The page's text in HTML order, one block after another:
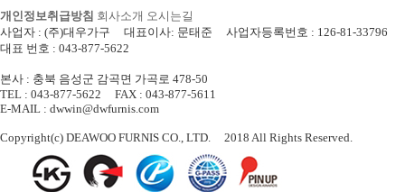
개인정보취급방침 회사소개 오시는길
사업자 : (주)대우가구 대표이사: 문태준 사업자등록번호 : 126-81-33796
대표 번호 : 043-877-5622
본사 : 충북 음성군 감곡면 가곡로 478-50
TEL : 043-877-5622 FAX : 043-877-5611
E-MAIL : dwwin@dwfurnis.com
Copyright(c) DEAWOO FURNIS CO., LTD. 2018 All Rights Reserved.